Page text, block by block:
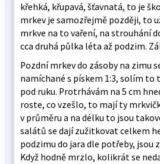
křehká, křupavá, šťavnatá, to je
mrkev je samozřejmě později, to
mrkve na to vaření, na strouhání
cca druhá půlka léta až podzim.
Pozdní mrkev do zásoby na zimu
namíchané s pískem 1:3, solím to
pod ruku. Protrhávám na 5 cm
roste, co vzešlo, to mají ty
v průměru a na délku to jsou
salátů se dají zužitkovat celkem
podzimu do jara dle potřeby, jsou
Když hodně mrzlo, kolikrát se